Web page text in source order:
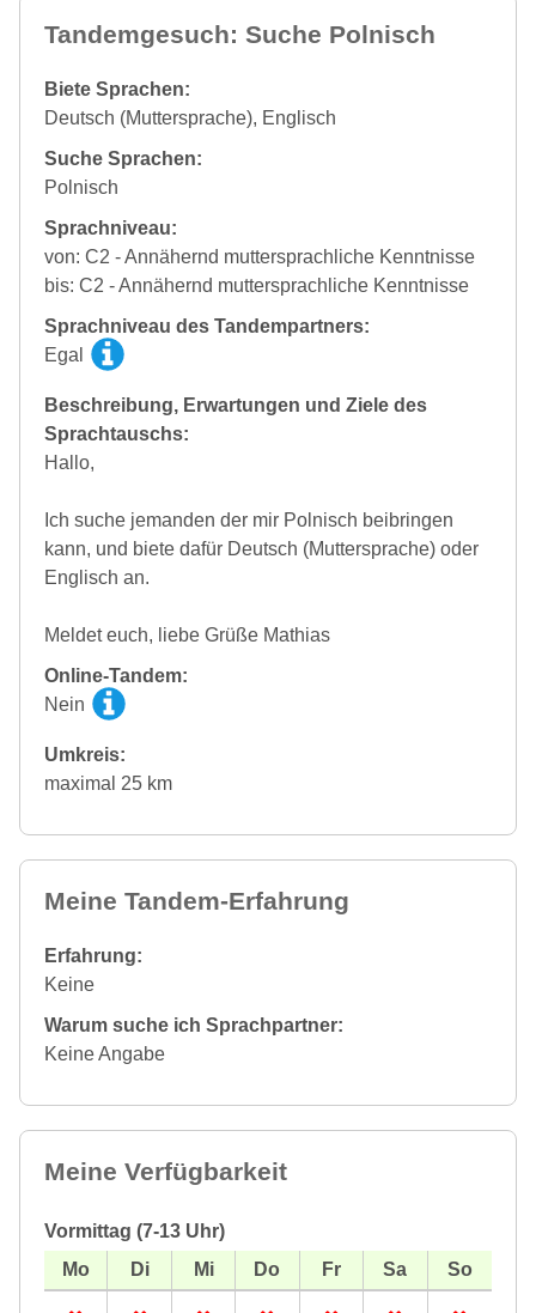
Tandemgesuch: Suche Polnisch
Biete Sprachen:
Deutsch (Muttersprache), Englisch
Suche Sprachen:
Polnisch
Sprachniveau:
von: C2 - Annähernd muttersprachliche Kenntnisse
bis: C2 - Annähernd muttersprachliche Kenntnisse
Sprachniveau des Tandempartners:
Egal
Beschreibung, Erwartungen und Ziele des
Sprachtauschs:
Hallo,
Ich suche jemanden der mir Polnisch beibringen
kann, und biete dafür Deutsch (Muttersprache) oder
Englisch an.
Meldet euch, liebe Grüße Mathias
Online-Tandem:
Nein
Umkreis:
maximal 25 km
Meine Tandem-Erfahrung
Erfahrung:
Keine
Warum suche ich Sprachpartner:
Keine Angabe
Meine Verfügbarkeit
Vormittag (7-13 Uhr)